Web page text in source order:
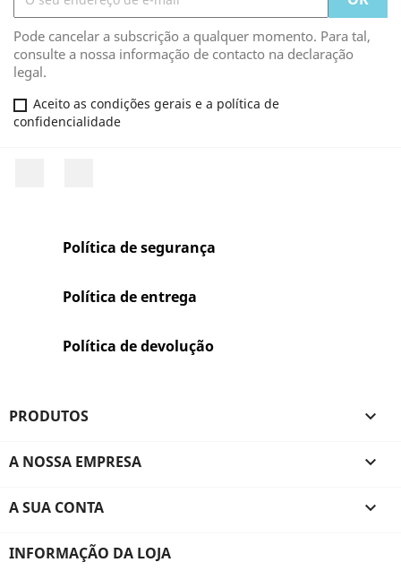
Pode cancelar a subscrição a qualquer momento. Para tal,
consulte a nossa informação de contacto na declaração
legal.
Aceito as condições gerais e a política de
confidencialidade
Política de segurança
Política de entrega
Política de devolução
PRODUTOS 
A NOSSA EMPRESA 
A SUA CONTA 
INFORMAÇÃO DA LOJA